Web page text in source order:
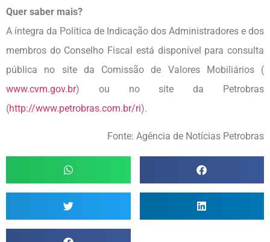
Quer saber mais?
A íntegra da Política de Indicação dos Administradores e dos
membros do Conselho Fiscal está disponível para consulta
pública no site da Comissão de Valores Mobiliários (
www.cvm.gov.br) ou no site da Petrobras
(http://www.petrobras.com.br/ri).
Fonte: Agência de Notícias Petrobras